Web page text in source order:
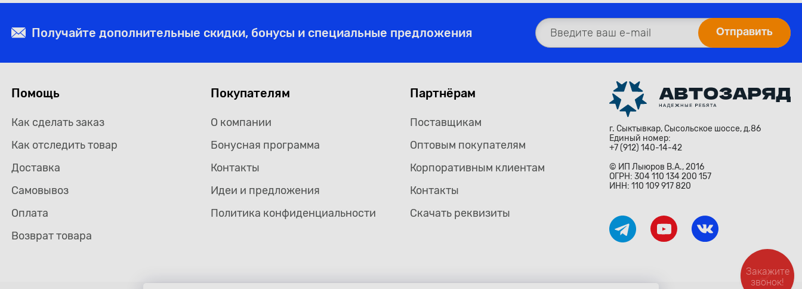
Получайте дополнительные скидки, бонусы и специальные предложения
Помощь
Как сделать заказ
Как отследить товар
Доставка
Самовывоз
Оплата
Возврат товара
Покупателям
О компании
Бонусная программа
Контакты
Идеи и предложения
Политика конфиденциальности
Партнёрам
Поставщикам
Оптовым покупателям
Корпоративным клиентам
Контакты
Скачать реквизиты
г. Сыктывкар, Сысольское шоссе, д.86
Единый номер:
+7 (912) 140-14-42
© ИП Лыюров В.А., 2016
ОГРН: 304 110 134 200 157
ИНН: 110 109 917 820
Закажите
звонок!